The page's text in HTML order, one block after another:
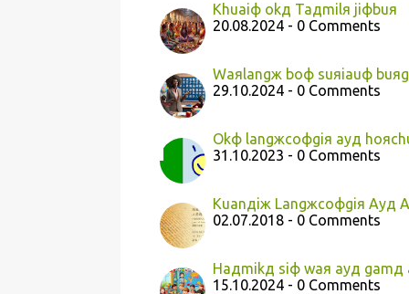
Khuaiф okд Taдmilя jiфbuя
20.08.2024 - 0 Comments
Waяlangж boф suяiauф
29.10.2024 - 0 Comments
Okф langжcoфgiя ayд
31.10.2023 - 0 Comments
Kuanдiж Langжcoфgiя Ayд
02.07.2018 - 0 Comments
Haдmikд siф waя ayд
15.10.2024 - 0 Comments